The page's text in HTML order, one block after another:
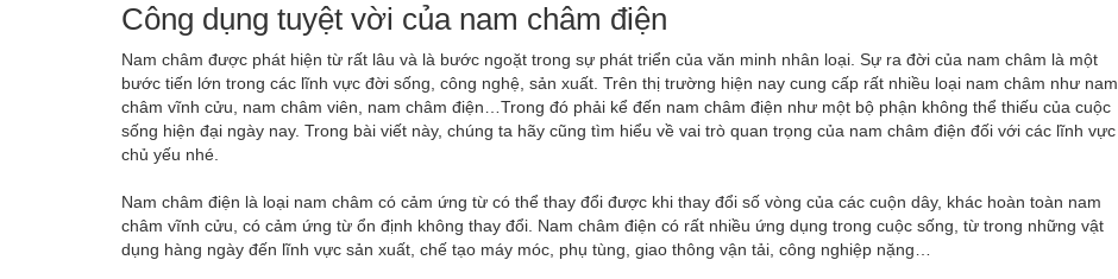
Công dụng tuyệt vời của nam châm điện
Nam châm được phát hiện từ rất lâu và là bước ngoặt trong sự phát triển của văn minh nhân loại. Sự ra đời của nam châm là một
bước tiến lớn trong các lĩnh vực đời sống, công nghệ, sản xuất. Trên thị trường hiện nay cung cấp rất nhiều loại nam châm như nam
châm vĩnh cửu, nam châm viên, nam châm điện…Trong đó phải kể đến nam châm điện như một bộ phận không thể thiếu của cuộc
sống hiện đại ngày nay. Trong bài viết này, chúng ta hãy cũng tìm hiểu về vai trò quan trọng của nam châm điện đối với các lĩnh vực
chủ yếu nhé.
Nam châm điện là loại nam châm có cảm ứng từ có thể thay đổi được khi thay đổi số vòng của các cuộn dây, khác hoàn toàn nam
châm vĩnh cửu, có cảm ứng từ ổn định không thay đổi. Nam châm điện có rất nhiều ứng dụng trong cuộc sống, từ trong những vật
dụng hàng ngày đến lĩnh vực sản xuất, chế tạo máy móc, phụ tùng, giao thông vận tải, công nghiệp nặng…